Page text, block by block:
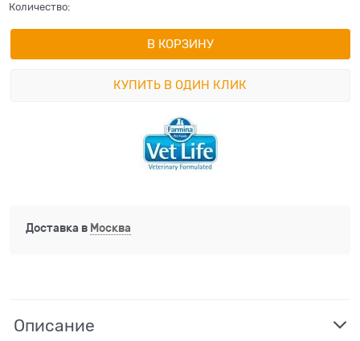
Количество:
В КОРЗИНУ
КУПИТЬ В ОДИН КЛИК
Доставка в Москва
Описание